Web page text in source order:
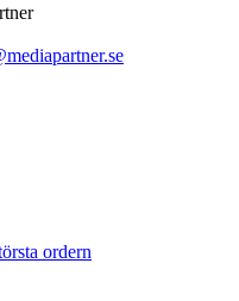
se
ordern